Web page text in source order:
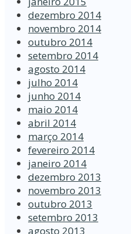
dezembro 2014
novembro 2014
outubro 2014
setembro 2014
agosto 2014
julho 2014
junho 2014
maio 2014
abril 2014
março 2014
fevereiro 2014
janeiro 2014
dezembro 2013
novembro 2013
outubro 2013
setembro 2013
agosto 2013